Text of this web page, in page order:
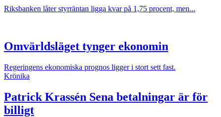
Riksbanken låter styrräntan ligga kvar på 1,75 procent, men...
Omvärldsläget tynger ekonomin
Regeringens ekonomiska prognos ligger i stort sett fast.
Krönika
Patrick Krassén Sena betalningar är för
billigt